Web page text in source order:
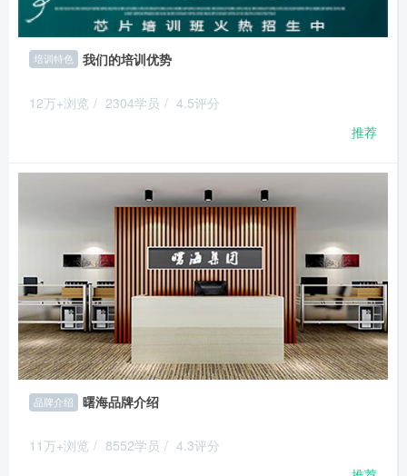
培训特色 我们的培训优势
12万+浏览 / 2304学员 / 4.5评分
推荐
品牌介绍 曙海品牌介绍
11万+浏览 / 8552学员 / 4.3评分